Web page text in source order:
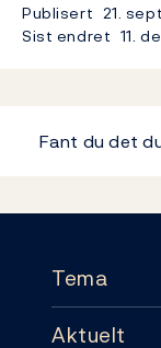
Publisert 21.
Sist endret 11.
Fant du det
Tema
Tema
Aktuelt